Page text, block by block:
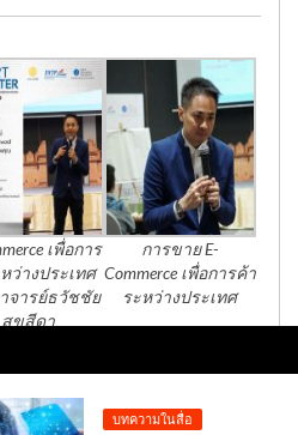
บทความในสื่อ
เพื่อการ
ว่างประเทศ
จารย์ธวัชชัย
สุขสีดา
การขาย E-
Commerce เพื่อการค้า
ระหว่างประเทศ